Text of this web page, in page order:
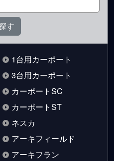
1台用カーポート
3台用カーポート
カーポートSC
カーポートST
ネスカ
アーキフィールド
アーキフラン